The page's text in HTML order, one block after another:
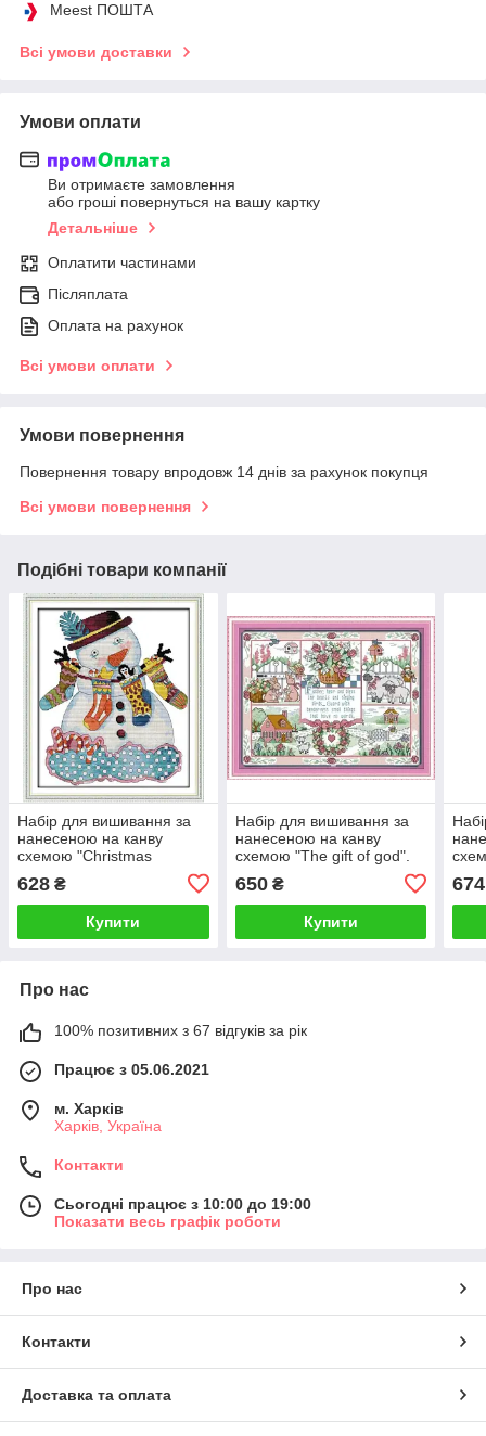
Meest ПОШТА
Всі умови доставки
Умови оплати
Ви отримаєте замовлення
або гроші повернуться на вашу картку
Детальніше
Оплатити частинами
Післяплата
Оплата на рахунок
Всі умови оплати
Умови повернення
Повернення товару впродовж 14 днів за рахунок покупця
Всі умови повернення
Подібні товари компанії
Набір для вишивання за
нанесеною на канву
схемою "Christmas
snowman (3)".AIDA 14CT
printed, 35*40см
628 ₴
Купити
Набір для вишивання за
нанесеною на канву
схемою "The gift of god".
AIDA 14CT printed, 40*32
см
650₴
Купити
674
Про нас
100% позитивних з 67 відгуків за рік
Працює з 05.06.2021
м. Харків
Харків, Україна
Контакти
Сьогодні працює з 10:00 до 19:00
Показати весь графік роботи
Про нас
Контакти
Доставка та оплата